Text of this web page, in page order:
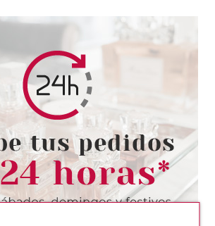
ESSENCE
ESSENCE POLLY POCKET
PEINE PARA EL CABELLO
Pvr 3.79€
-18%
desde
3.10€